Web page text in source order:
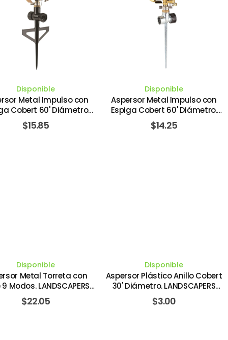
Disponible
Metal Impulso con
Cobert 60' Diámetro
LANDSCAPERS
SELECT
$15.85
Disponible
Aspersor Metal Impulso con
Espiga Cobert 60' Diámetro.
LANDSCAPERS SELECT
$14.25
Disponible
Metal Torreta con
Modos. LANDSCAPERS
SELECT
$22.05
Disponible
Aspersor Plástico Anillo Cobert
30' Diámetro. LANDSCAPERS
SELECT
$3.00